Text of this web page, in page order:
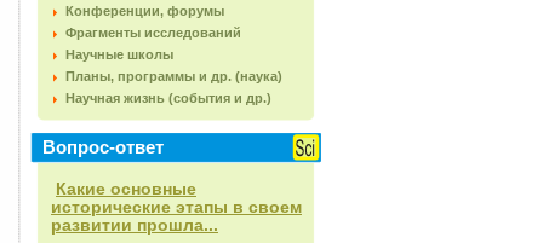
Конференции, форумы
Фрагменты исследований
Научные школы
Планы, программы и др. (наука)
Научная жизнь (события и др.)
Вопрос-ответ
Какие основные
исторические этапы в своем
развитии прошла...